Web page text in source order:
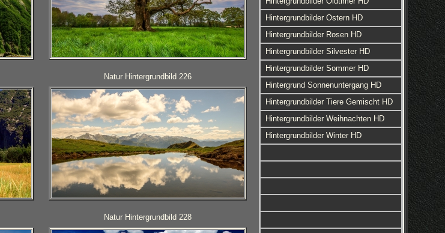
Natur Hintergrundbild 226
Natur Hintergrundbild 228
Hintergrundbilder Ostern HD
Hintergrundbilder Rosen HD
Hintergrundbilder Silvester HD
Hintergrundbilder Sommer HD
Hintergrund Sonnenuntergang HD
Hintergrundbilder Tiere Gemischt HD
Hintergrundbilder Weihnachten HD
Hintergrundbilder Winter HD